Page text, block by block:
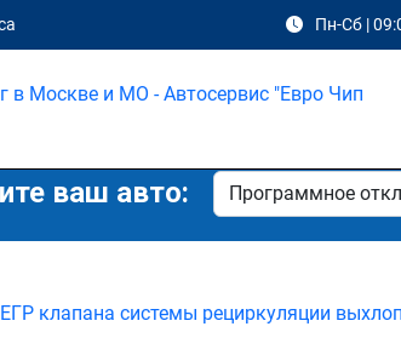
Пн-Сб |
ваш авто:
клапана системы рециркуляции